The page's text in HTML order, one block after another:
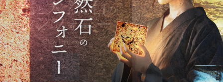
F
a